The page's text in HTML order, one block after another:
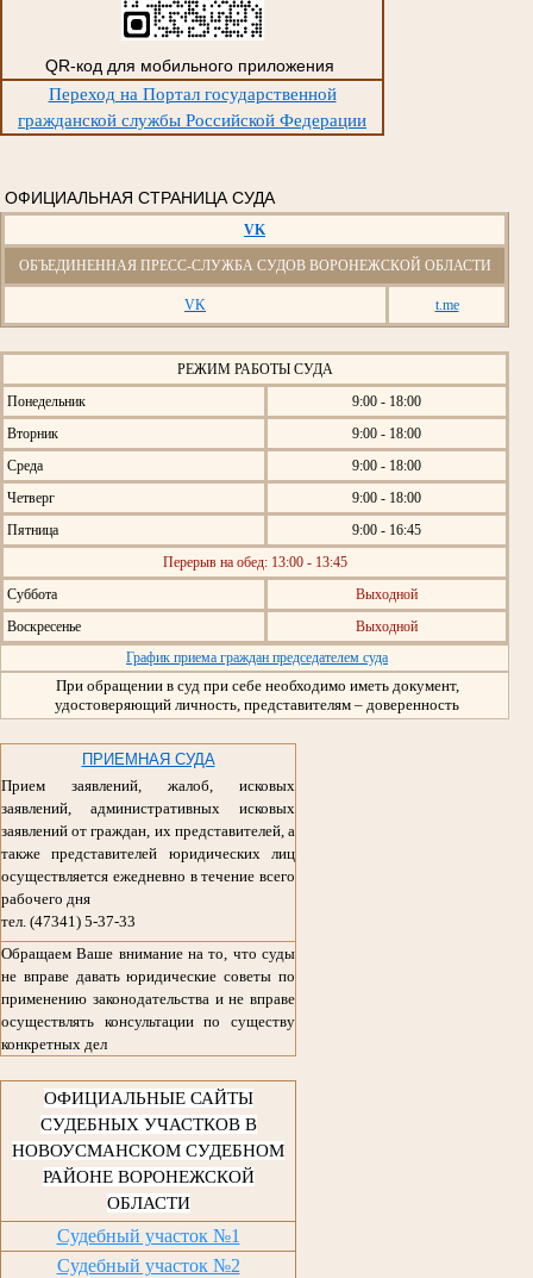
QR-код для мобильного приложения
Переход на Портал государственной
гражданской службы Российской Федерации
ОФИЦИАЛЬНАЯ СТРАНИЦА СУДА
VK
ОБЪЕДИНЕННАЯ ПРЕСС-СЛУЖБА СУДОВ ВОРОНЕЖСКОЙ ОБЛАСТИ
VK t.me
РЕЖИМ РАБОТЫ СУДА
Понедельник
9:00 - 18:00
Вторник
9:00 - 18:00
Среда
9:00 - 18:00
Четверг
9:00 - 18:00
Пятница
9:00 - 16:45
Перерыв на обед: 13:00 - 13:45
Суббота
Выходной
Воскресенье
Выходной
График приема граждан председателем суда
При обращении в суд при себе необходимо иметь документ,
удостоверяющий личность, представителям – доверенность
ПРИЕМНАЯ СУДА
Прием заявлений, жалоб, исковых
заявлений, административных исковых
заявлений от граждан, их представителей, а
также представителей юридических лиц
осуществляется ежедневно в течение всего
рабочего дня
тел. (47341) 5-37-33
Обращаем Ваше внимание на то, что суды
не вправе давать юридические советы по
применению законодательства и не вправе
осуществлять консультации по существу
конкретных дел
ОФИЦИАЛЬНЫЕ САЙТЫ
СУДЕБНЫХ УЧАСТКОВ В
НОВОУСМАНСКОМ СУДЕБНОМ
РАЙОНЕ ВОРОНЕЖСКОЙ
ОБЛАСТИ
Судебный участок №1
Судебный участок №2